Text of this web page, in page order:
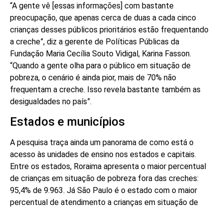
“A gente vê [essas informações] com bastante
preocupação, que apenas cerca de duas a cada cinco
crianças desses públicos prioritários estão frequentando
a creche”, diz a gerente de Políticas Públicas da
Fundação Maria Cecília Souto Vidigal, Karina Fasson.
“Quando a gente olha para o público em situação de
pobreza, o cenário é ainda pior, mais de 70% não
frequentam a creche. Isso revela bastante também as
desigualdades no país”.
Estados e municípios
A pesquisa traça ainda um panorama de como está o
acesso às unidades de ensino nos estados e capitais.
Entre os estados, Roraima apresenta o maior percentual
de crianças em situação de pobreza fora das creches:
95,4% de 9.963. Já São Paulo é o estado com o maior
percentual de atendimento a crianças em situação de